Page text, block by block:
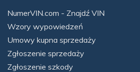
NumerVIN.com - Znajdź VIN
Wzory wypowiedzeń
Umowy kupna sprzedaży
Zgłoszenie sprzedaży
Zgłoszenie szkody